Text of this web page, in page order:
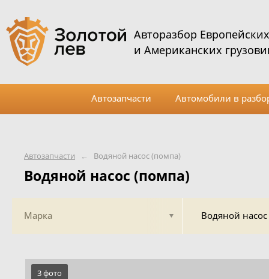
Автозапчасти ← Водяной насос (помпа)
Водяной насос (помпа)
Марка Водяной
3 фото
Авторазбор Европейских
и Американских
Автозапчасти Автомобили в